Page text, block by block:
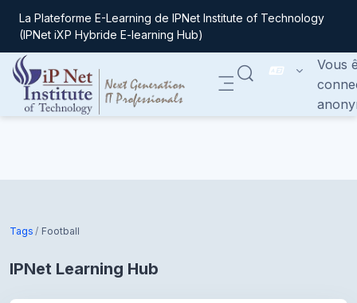
La Plateforme E-Learning de IPNet Institute of Technology
(IPNet iXP Hybride E-learning Hub)
Panneau latéral
ACTIVER/
Vous
Tags Football
IPNet Learning Hub